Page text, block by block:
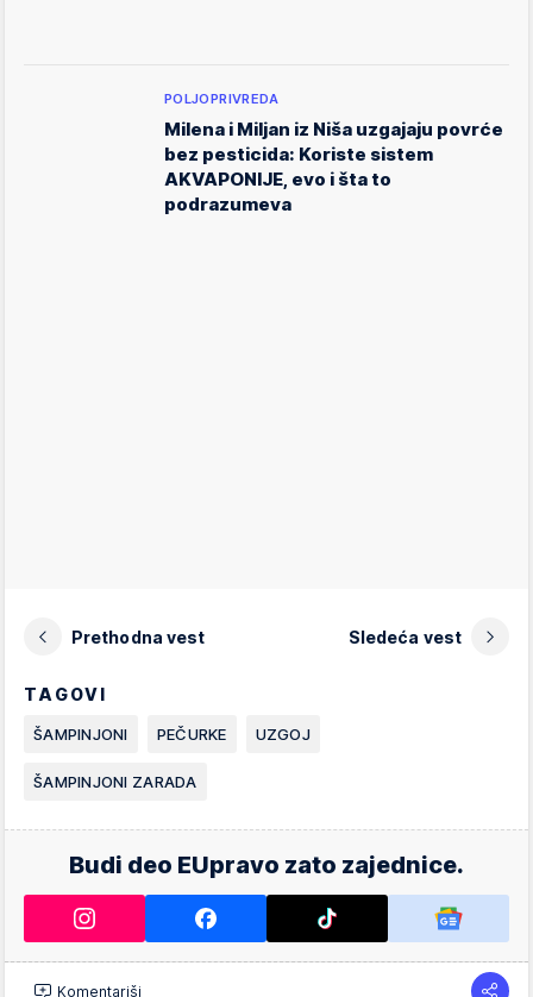
POLJOPRIVREDA
Milena i Miljan iz Niša uzgajaju povrće
bez pesticida: Koriste sistem
AKVAPONIJE, evo i šta to
podrazumeva
Prethodna vest Sledeća vest
TAGOVI
ŠAMPINJONI PEČURKE UZGOJ
ŠAMPINJONI ZARADA
Budi deo EUpravo zato zajednice.
Komentariši